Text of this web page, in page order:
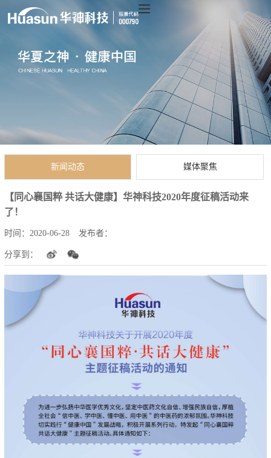
新闻动态 媒体聚焦
【同心襄国粹 共话大健康】华神科技2020年度征稿活动来
了！
时间： 2020-06-28 发布者：
分享到：